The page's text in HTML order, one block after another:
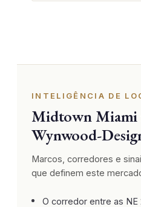
INTELIGÊNCIA DE
Midtown Miami
Wynwood-
Marcos, corredores e
que definem este
O corredor entre as